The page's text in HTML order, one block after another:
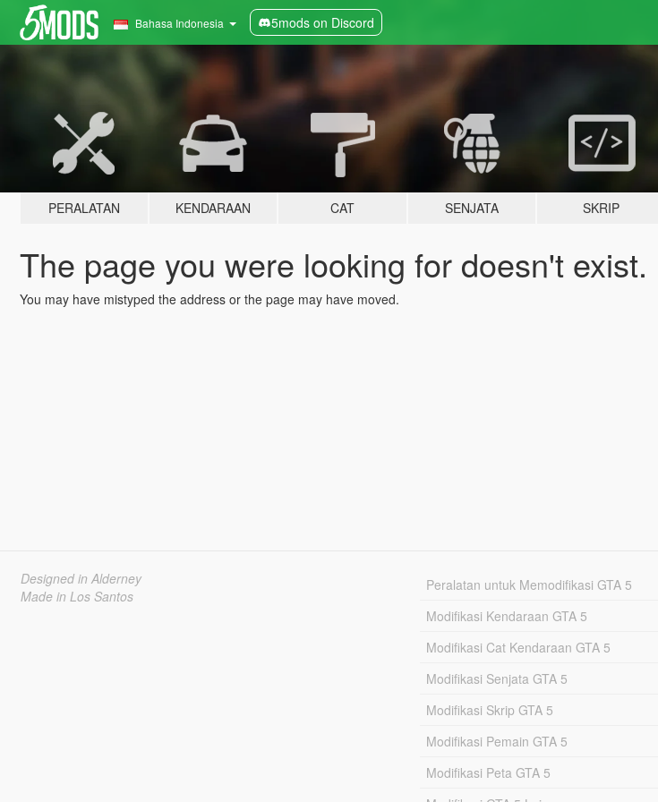
Bahasa Indonesia 5mods on Discord
PERALATAN KENDARAAN CAT SENJATA SKRIP
The page you were looking for doesn't exist.
You may have mistyped the address or the page may have moved.
Designed in Alderney
Made in Los Santos
Peralatan untuk Memodifikasi GTA 5
Modifikasi Kendaraan GTA 5
Modifikasi Cat Kendaraan GTA 5
Modifikasi Senjata GTA 5
Modifikasi Skrip GTA 5
Modifikasi Pemain GTA 5
Modifikasi Peta GTA 5